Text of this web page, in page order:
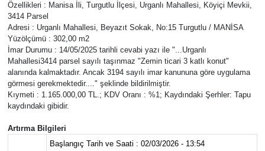
Özellikleri : Manisa İli, Turgutlu İlçesi, Urganlı Mahallesi, Köyiçi Mevkii,
3414 Parsel
Adresi : Urganlı Mahallesi, Beyazıt Sokak, No:15 Turgutlu / MANİSA
Yüzölçümü : 302,00 m2
İmar Durumu : 14/05/2025 tarihli cevabi yazı ile "...Urganlı
Mahallesi3414 parsel sayılı taşınmaz "Zemin ticari 3 katlı konut"
alanında kalmaktadır. Ancak 3194 sayılı imar kanununa göre uygulama
görmesi gerekmektedir...." şeklinde bildirilmiştir.
Kıymeti : 1.165.000,00 TL.; KDV Oranı : %1; Kaydındaki Şerhler: Tapu
kaydındaki gibidir.
Artırma Bilgileri
Başlangıç Tarih ve Saati : 02/03/2026 - 13:54
YAŞAM
LIFE
SARUHANLI
SELENDİ
KIRKAĞAÇ
DEMİRCİ
GÖLMARMARA
KULA
SALİHLİ
SARIGÖL
SARUHANLI
ŞEHZADELER
EĞİTİM
KÜLTÜR SANAT
SPOR
YAŞAM
LIFE